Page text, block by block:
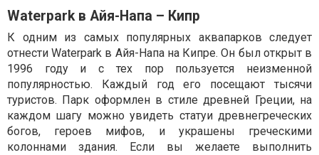
Waterpark в Айя-Напа – Кипр
К одним из самых популярных аквапарков следует
отнести Waterpark в Айя-Напа на Кипре. Он был открыт в
1996 году и с тех пор пользуется неизменной
популярностью. Каждый год его посещают тысячи
туристов. Парк оформлен в стиле древней Греции, на
каждом шагу можно увидеть статуи древнегреческих
богов, героев мифов, и украшены греческими
колоннами здания. Если вы желаете выполнить